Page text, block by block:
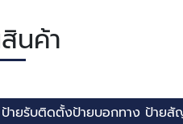
นค้า
ป้ายรับติดตั้งป้ายบอกทาง ป้าย